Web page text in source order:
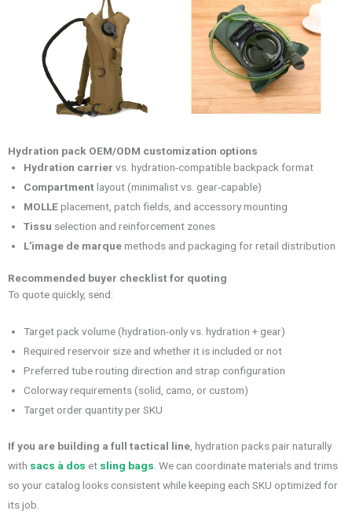
Hydration pack OEM/ODM customization options
Hydration carrier vs. hydration-compatible backpack format
Compartment layout (minimalist vs. gear-capable)
MOLLEplacement, patch fields, and accessory mounting
Tissu selection and reinforcement zones
L'image de marquemethods and packaging for retail distribution
Recommended buyer checklist for quoting
To quote quickly, send:
Target pack volume (hydration-only vs. hydration + gear)
Required reservoir size and whether it is included or not
Preferred tube routing direction and strap configuration
Colorway requirements (solid, camo, or custom)
Target order quantity per SKU
If you are building a full tactical line , hydration packs pair naturally
with sacs à dos et sling bags . We can coordinate materials and trims
so your catalog looks consistent while keeping each SKU optimized for
its job.